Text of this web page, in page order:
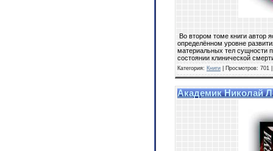
Во втором томе книги автор
определённом уровне
материальных тел сущности
состоянии клинической
Категория: Книги | Просмотров: 701
Академик Николай